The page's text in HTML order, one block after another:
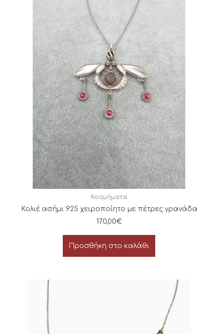
Κοσμήματα
Κολιέ ασήμι 925 χειροποίητο με πέτρες γρανάδα
170,00€
Προσθήκη στο καλάθι